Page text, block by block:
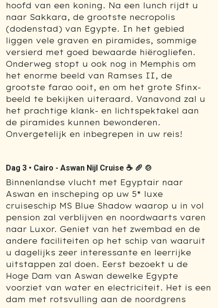
hoofd van een koning. Na een lunch rijdt u
naar Sakkara, de grootste necropolis
(dodenstad) van Egypte. In het gebied
liggen vele graven en piramides, sommige
versierd met goed bewaarde hiërogliefen.
Onderweg stopt u ook nog in Memphis om
het enorme beeld van Ramses II, de
grootste farao ooit, en om het grote Sfinx-
beeld te bekijken uiteraard. Vanavond zal u
het prachtige klank- en lichtspektakel aan
de piramides kunnen bewonderen.
Onvergetelijk en inbegrepen in uw reis!
Dag 3 • Cairo - Aswan Nijl Cruise ☕ 🥖 🍲
Binnenlandse vlucht met Egyptair naar
Aswan en inscheping op uw 5* luxe
cruiseschip MS Blue Shadow waarop u in vol
pension zal verblijven en noordwaarts varen
naar Luxor. Geniet van het zwembad en de
andere faciliteiten op het schip van waaruit
u dagelijks zeer interessante en leerrijke
uitstappen zal doen. Eerst bezoekt u de
Hoge Dam van Aswan dewelke Egypte
voorziet van water en electriciteit. Het is een
dam met rotsvulling aan de noordgrens